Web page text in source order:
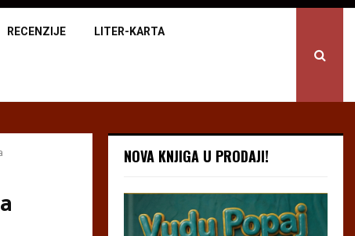
RECENZIJE LITER-KARTA
NOVA KNJIGA U PRODAJI!